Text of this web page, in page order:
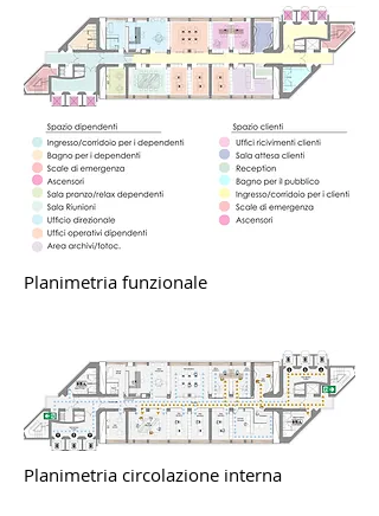
Planimetria funzionale
Planimetria circolazione interna